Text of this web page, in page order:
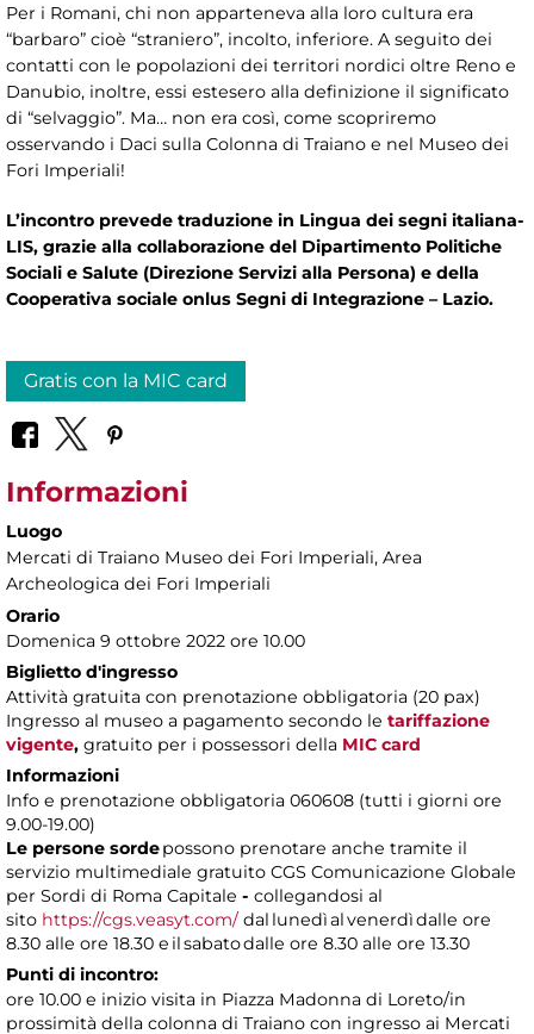
Per i Romani, chi non apparteneva alla loro cultura era
“barbaro” cioè “straniero”, incolto, inferiore. A seguito dei
contatti con le popolazioni dei territori nordici oltre Reno e
Danubio, inoltre, essi estesero alla definizione il significato
di “selvaggio”. Ma… non era così, come scopriremo
osservando i Daci sulla Colonna di Traiano e nel Museo dei
Fori Imperiali!
L’incontro prevede traduzione in Lingua dei segni italiana-
LIS, grazie alla collaborazione del Dipartimento Politiche
Sociali e Salute (Direzione Servizi alla Persona) e della
Cooperativa sociale onlus Segni di Integrazione – Lazio.
Gratis con la MIC card
Informazioni
Luogo
Mercati di Traiano Museo dei Fori Imperiali, Area
Archeologica dei Fori Imperiali
Orario
Domenica 9 ottobre 2022 ore 10.00
Biglietto d'ingresso
Attività gratuita con prenotazione obbligatoria (20 pax)
Ingresso al museo a pagamento secondo le tariffazione
vigente, gratuito per i possessori della MIC card
Informazioni
Info e prenotazione obbligatoria 060608 (tutti i giorni ore
9.00-19.00)
Le persone sordepossono prenotare anche tramite il
servizio multimediale gratuito CGS Comunicazione Globale
per Sordi di Roma Capitale - collegandosi al
sito https://cgs.veasyt.com/dal lunedì al venerdì dalle ore
8.30 alle ore 18.30 e il sabato dalle ore 8.30 alle ore 13.30
Punti di incontro:
ore 10.00 e inizio visita in Piazza Madonna di Loreto/in
prossimità della colonna di Traiano con ingresso ai Mercati